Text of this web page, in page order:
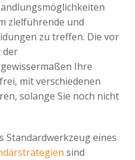
Materialpool für Bewerber
zielführende und
zu treffen. Die vor
der
Ihre
mit verschiedenen
solange Sie noch nicht
Standardwerkzeug eines
sind